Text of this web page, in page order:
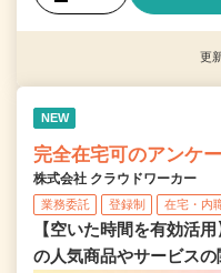
更
NEW
完全在宅可のアンケ
株式会社 クラウドワーカー
業務委託 登録制 在宅・内
【空いた時間を有効活
の人気商品やサービスの